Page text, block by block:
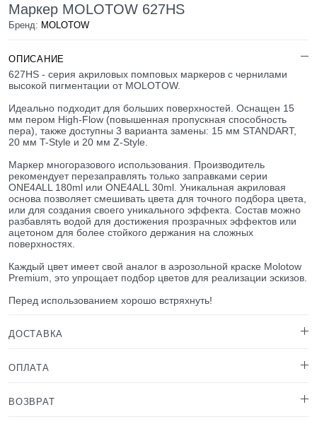
Маркер MOLOTOW 627HS
Бренд: MOLOTOW
ОПИСАНИЕ
627HS - cерия акриловых помповых маркеров с чернилами
высокой пигментации от MOLOTOW.
Идеально подходит для больших поверхностей. Оснащен 15
мм пером High-Flow (повышенная пропускная способность
пера), также доступны 3 варианта замены: 15 мм STANDART,
20 мм T-Style и 20 мм Z-Style.
Маркер многоразового использования. Производитель
рекомендует перезаправлять только заправками серии
ONE4ALL 180ml или ONE4ALL 30ml. Уникальная акриловая
основа позволяет смешивать цвета для точного подбора цвета,
или для создания своего уникального эффекта. Состав можно
разбавлять водой для достижения прозрачных эффектов или
ацетоном для более стойкого держания на сложных
поверхностях.
Каждый цвет имеет свой аналог в аэрозольной краске Molotow
Premium, это упрощает подбор цветов для реализации эскизов.
Перед использованием хорошо встряхнуть!
ДОСТАВКА
ОПЛАТА
ВОЗВРАТ